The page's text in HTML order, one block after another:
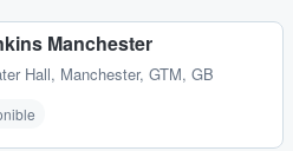
Manchester
Hall, Manchester, GTM, GB